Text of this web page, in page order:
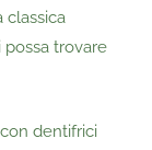
classica
trovare
dentifrici